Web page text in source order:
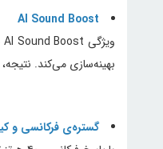
AI Sound Boost
بهینه‌سازی می‌کند.
گستره‌ی فرکانسی و